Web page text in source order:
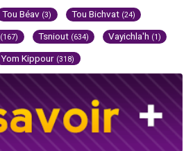
Tou Béav (3) Tou Bichvat (24)
(167) Tsniout (634) Vayichla'h (1)
Yom Kippour (318)